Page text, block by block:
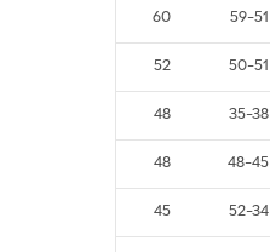
59-51
60
50-51
52
35-38
48
48-45
48
52-34
45